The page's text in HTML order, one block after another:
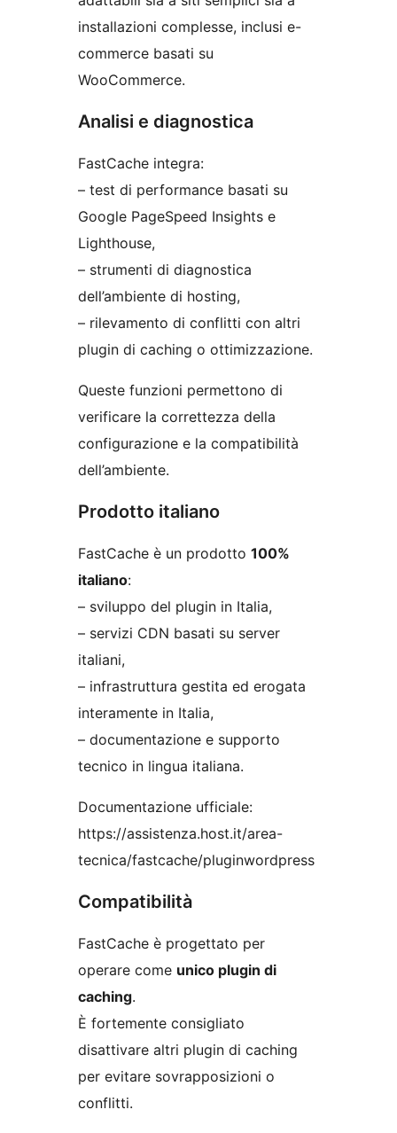
installazioni complesse, inclusi e-
commerce basati su
WooCommerce.
Analisi e diagnostica
FastCache integra:
– test di performance basati su
Google PageSpeed Insights e
Lighthouse,
– strumenti di diagnostica
dell’ambiente di hosting,
– rilevamento di conflitti con altri
plugin di caching o ottimizzazione.
Queste funzioni permettono di
verificare la correttezza della
configurazione e la compatibilità
dell’ambiente.
Prodotto italiano
FastCache è un prodotto 100%
italiano:
– sviluppo del plugin in Italia,
– servizi CDN basati su server
italiani,
– infrastruttura gestita ed erogata
interamente in Italia,
– documentazione e supporto
tecnico in lingua italiana.
Documentazione ufficiale:
https://assistenza.host.it/area-
tecnica/fastcache/pluginwordpress
Compatibilità
FastCache è progettato per
operare come unico plugin di
caching.
È fortemente consigliato
disattivare altri plugin di caching
per evitare sovrapposizioni o
conflitti.